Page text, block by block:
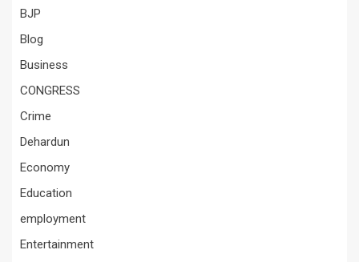
BJP
Blog
Business
CONGRESS
Crime
Dehardun
Economy
Education
employment
Entertainment